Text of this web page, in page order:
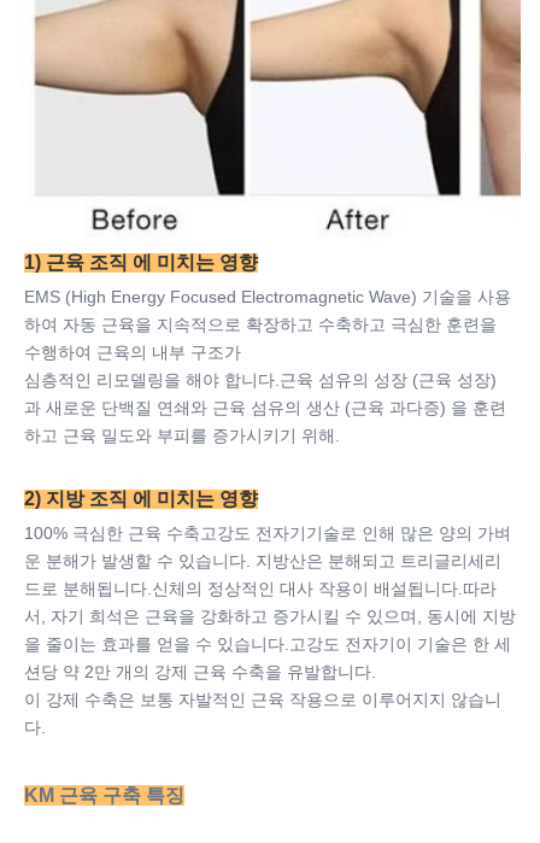
1) 근육 조직 에 미치는 영향
EMS (High Energy Focused Electromagnetic Wave) 기술을 사용
하여 자동 근육을 지속적으로 확장하고 수축하고 극심한 훈련을
수행하여 근육의 내부 구조가
심층적인 리모델링을 해야 합니다.근육 섬유의 성장 (근육 성장)
과 새로운 단백질 연쇄와 근육 섬유의 생산 (근육 과다증) 을 훈련
하고 근육 밀도와 부피를 증가시키기 위해.
2) 지방 조직 에 미치는 영향
100% 극심한 근육 수축고강도 전자기기술로 인해 많은 양의 가벼
운 분해가 발생할 수 있습니다. 지방산은 분해되고 트리글리세리
드로 분해됩니다.신체의 정상적인 대사 작용이 배설됩니다.따라
서, 자기 희석은 근육을 강화하고 증가시킬 수 있으며, 동시에 지방
을 줄이는 효과를 얻을 수 있습니다.고강도 전자기이 기술은 한 세
션당 약 2만 개의 강제 근육 수축을 유발합니다.
이 강제 수축은 보통 자발적인 근육 작용으로 이루어지지 않습니
다.
KM 근육 구축 특징